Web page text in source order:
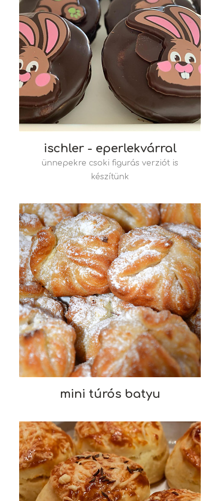
ischler - eperlekvárral
ünnepekre csoki figurás verziót is
készítünk
mini túrós batyu